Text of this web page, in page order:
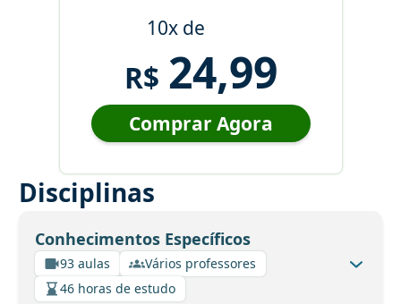
10x de
R$ 24,99
Comprar Agora
Disciplinas
Conhecimentos Específicos
93 aulas
Vários professores
46 horas de estudo